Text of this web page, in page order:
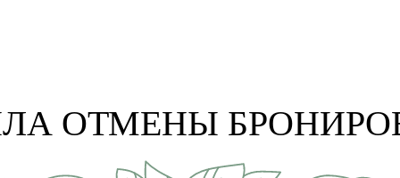
ОТМЕНЫ